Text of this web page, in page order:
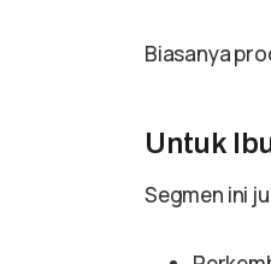
Biasanya
Untuk
Segmen ini